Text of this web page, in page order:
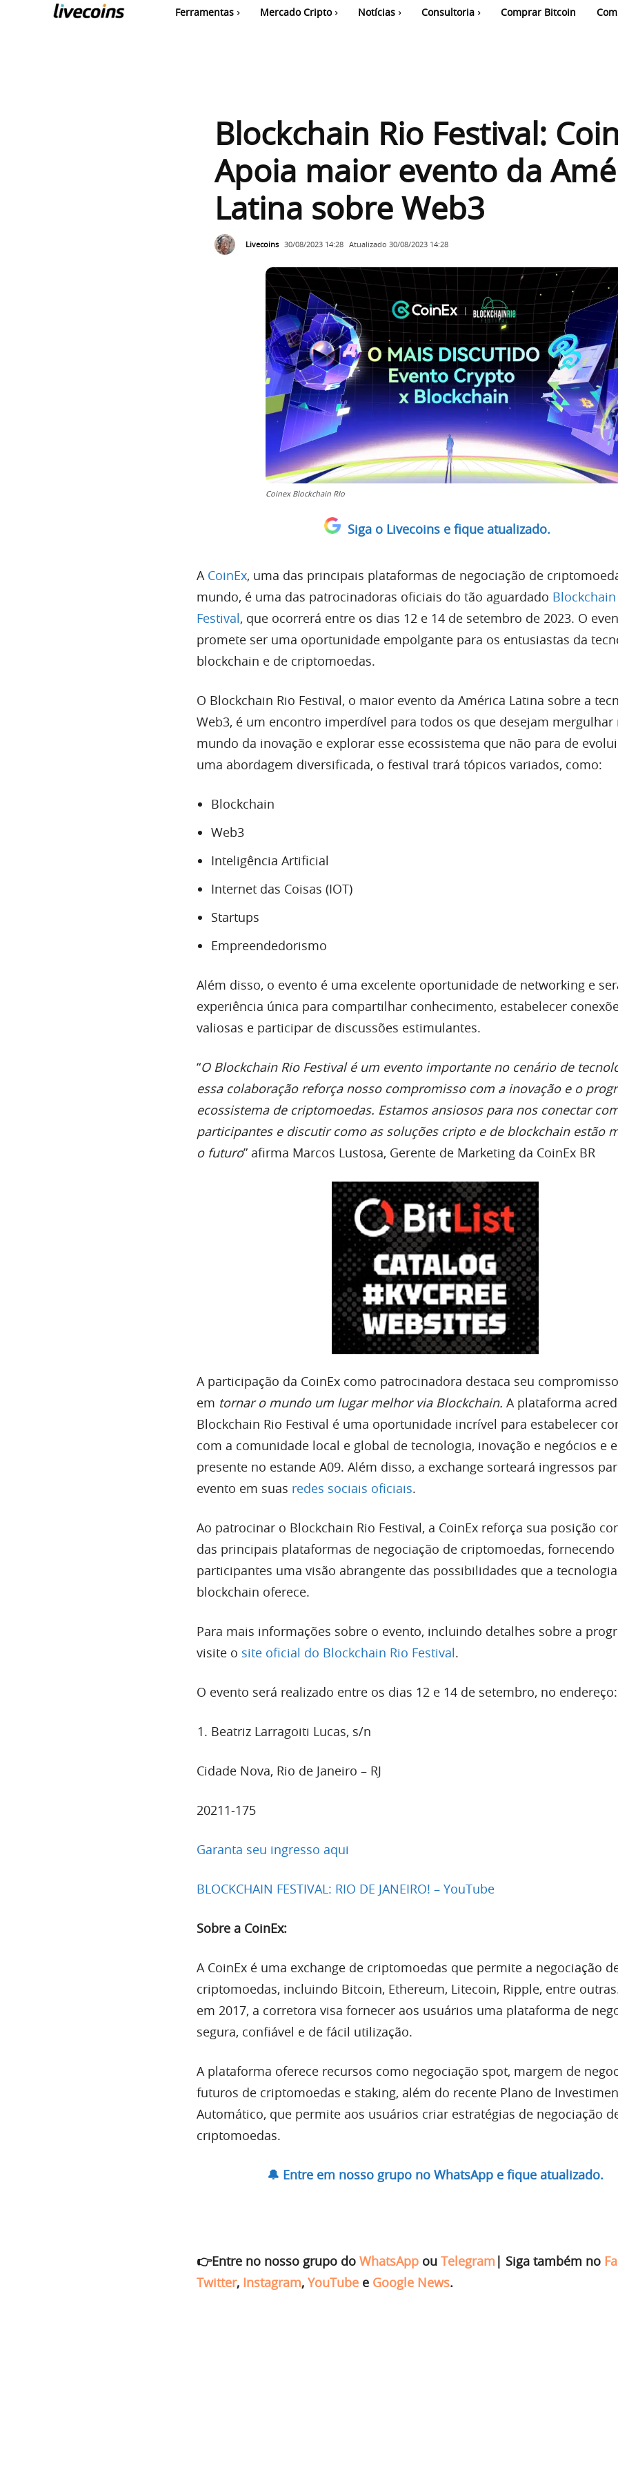
Ferramentas Mercado Cripto Notícias Consultoria Comprar Bitcoin
Blockchain Rio Festival:
Apoia maior evento da
Latina sobre Web3
Livecoins 30/08/2023 14:28 Atualizado 30/08/2023 14:28
Coinex Blockchain RIo
Siga o Livecoins e fique atualizado.
A CoinEx, uma das principais plataformas de negociação de
mundo, é uma das patrocinadoras oficiais do tão aguardado Blockchain
Festival, que ocorrerá entre os dias 12 e 14 de setembro de 2023. O
promete ser uma oportunidade empolgante para os entusiastas da
blockchain e de criptomoedas.
O Blockchain Rio Festival, o maior evento da América Latina sobre a
Web3, é um encontro imperdível para todos os que desejam mergulhar
mundo da inovação e explorar esse ecossistema que não para de
uma abordagem diversificada, o festival trará tópicos variados, como:
Blockchain
Web3
Inteligência Artificial
Internet das Coisas (IOT)
Startups
Empreendedorismo
Além disso, o evento é uma excelente oportunidade de networking e
experiência única para compartilhar conhecimento, estabelecer
valiosas e participar de discussões estimulantes.
“O Blockchain Rio Festival é um evento importante no cenário de
essa colaboração reforça nosso compromisso com a inovação e o
ecossistema de criptomoedas. Estamos ansiosos para nos conectar
participantes e discutir como as soluções cripto e de blockchain estão
o futuro” afirma Marcos Lustosa, Gerente de Marketing da CoinEx BR
A participação da CoinEx como patrocinadora destaca seu
em tornar o mundo um lugar melhor via Blockchain. A plataforma
Blockchain Rio Festival é uma oportunidade incrível para estabelecer
com a comunidade local e global de tecnologia, inovação e negócios e
presente no estande A09. Além disso, a exchange sorteará ingressos
evento em suas redes sociais oficiais.
Ao patrocinar o Blockchain Rio Festival, a CoinEx reforça sua posição
das principais plataformas de negociação de criptomoedas, fornecendo
participantes uma visão abrangente das possibilidades que a tecnologia
blockchain oferece.
Para mais informações sobre o evento, incluindo detalhes sobre a
visite o site oficial do Blockchain Rio Festival.
O evento será realizado entre os dias 12 e 14 de setembro, no endereço:
Beatriz Larragoiti Lucas, s/n
Cidade Nova, Rio de Janeiro – RJ
20211-175
Garanta seu ingresso aqui
BLOCKCHAIN FESTIVAL: RIO DE JANEIRO! – YouTube
Sobre a CoinEx:
A CoinEx é uma exchange de criptomoedas que permite a negociação
criptomoedas, incluindo Bitcoin, Ethereum, Litecoin, Ripple, entre
em 2017, a corretora visa fornecer aos usuários uma plataforma de
segura, confiável e de fácil utilização.
A plataforma oferece recursos como negociação spot, margem de
futuros de criptomoedas e staking, além do recente Plano de
Automático, que permite aos usuários criar estratégias de negociação
criptomoedas.
🔔 Entre em nosso grupo no WhatsApp e fique atualizado.
👉Entre no nosso grupo do WhatsApp ou Telegram | Siga também no
Twitter, Instagram, YouTube e Google News.